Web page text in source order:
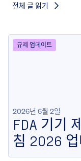
전체 글 읽기
규제 업데이트
2026년 6월 2일
FDA 기기
침 2026